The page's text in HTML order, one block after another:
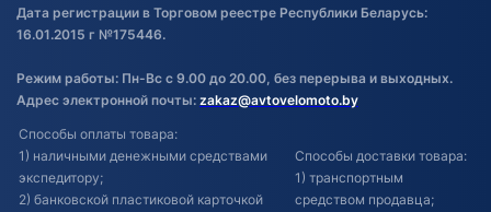
Дата регистрации в Торговом реестре Республики Беларусь:
16.01.2015 г №175446.
Режим работы: Пн-Вс с 9.00 до 20.00, без перерыва и выходных.
Адрес электронной почты: zakaz@avtovelomoto.by
Способы оплаты товара:
1) наличными денежными средствами
экспедитору;
2) банковской пластиковой карточкой
Способы доставки товара:
1) транспортным
средством продавца;